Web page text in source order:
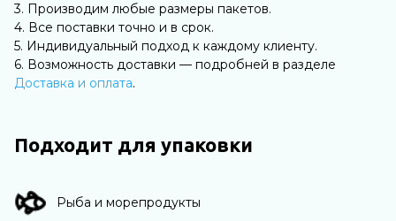
3. Производим любые размеры пакетов.
4. Все поставки точно и в срок.
5. Индивидуальный подход к каждому клиенту.
6. Возможность доставки — подробней в разделе
Доставка и оплата.
Подходит для упаковки
Рыба и морепродукты